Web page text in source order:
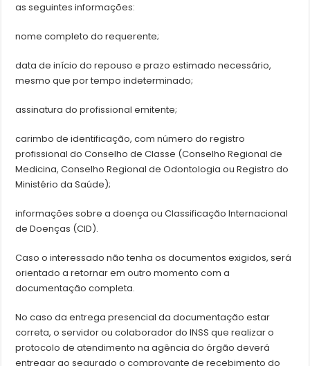
as seguintes informações:
nome completo do requerente;
data de início do repouso e prazo estimado necessário,
mesmo que por tempo indeterminado;
assinatura do profissional emitente;
carimbo de identificação, com número do registro
profissional do Conselho de Classe (Conselho Regional de
Medicina, Conselho Regional de Odontologia ou Registro do
Ministério da Saúde);
informações sobre a doença ou Classificação Internacional
de Doenças (CID).
Caso o interessado não tenha os documentos exigidos, será
orientado a retornar em outro momento com a
documentação completa.
No caso da entrega presencial da documentação estar
correta, o servidor ou colaborador do INSS que realizar o
protocolo de atendimento na agência do órgão deverá
entregar ao segurado o comprovante de recebimento do